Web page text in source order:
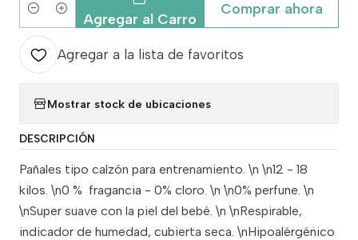
Cantidad Agregar al Carro
Comprar ahora
Agregar a la lista de favoritos
Mostrar stock de ubicaciones
DESCRIPCIÓN
Pañales tipo calzón para entrenamiento. \n \n12 - 18
kilos. \n0 % fragancia - 0% cloro. \n \n0% perfune. \n
\nSuper suave con la piel del bebé. \n \nRespirable,
indicador de humedad, cubierta seca. \nHipoalérgénico